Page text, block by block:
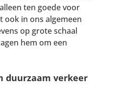
ten goede voor
ook in ons algemeen
op grote schaal
hem om een
duurzaam verkeer